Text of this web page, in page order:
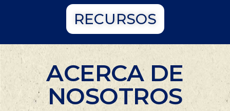
RECURSOS
ACERCA DE
NOSOTROS